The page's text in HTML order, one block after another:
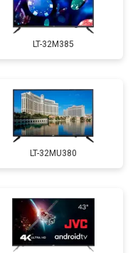
LT-32M385
LT-32MU380